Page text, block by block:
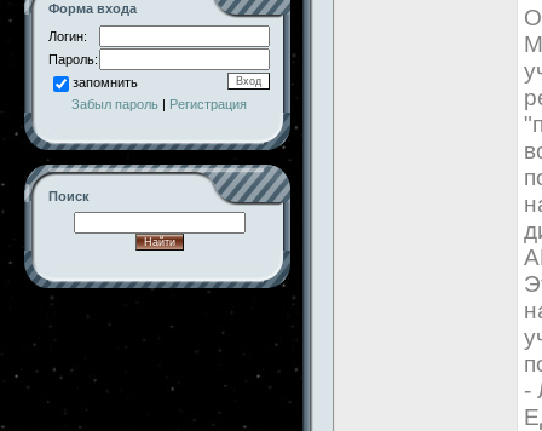
Форма входа
Логин:
Пароль:
запомнить
Забыл пароль | Регистрация
Поиск
-